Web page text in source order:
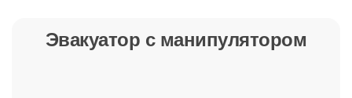
Эвакуатор с манипулятором